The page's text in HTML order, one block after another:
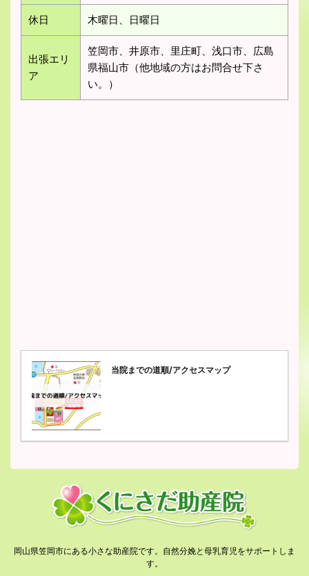
休日 木曜日、日曜日
出張エリ
ア
笠岡市、井原市、里庄町、浅口市、広島
県福山市（他地域の方はお問合せ下さ
い。）
当院までの道順/アクセスマップ
岡山県笠岡市にある小さな助産院です。自然分娩と母乳育児をサポートしま
す。